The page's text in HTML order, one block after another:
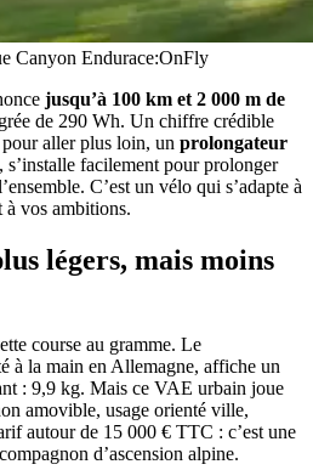
Canyon Endurace:OnFly
jusqu’à 100 km et 2 000 m de
de 290 Wh. Un chiffre crédible
aller plus loin, un prolongateur
s’installe facilement pour prolonger
C’est un vélo qui s’adapte à
vos ambitions.
légers, mais moins
course au gramme. Le
à la main en Allemagne, affiche un
: 9,9 kg. Mais ce VAE urbain joue
amovible, usage orienté ville,
autour de 15 000 € TTC : c’est une
d’ascension alpine.